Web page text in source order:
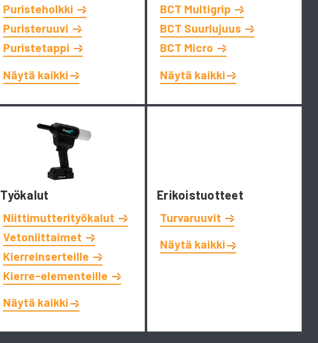
Puristeholkki
Puristeruuvi
Puristetappi
Näytä kaikki
BCT Multigrip
BCT Suurlujuus
BCT Micro
Näytä kaikki
Työkalut
Niittimutterityökalut
Vetoniittaimet
Kierreinserteille
Kierre-elementeille
Näytä kaikki
Erikoistuotteet
Turvaruuvit
Näytä kaikki